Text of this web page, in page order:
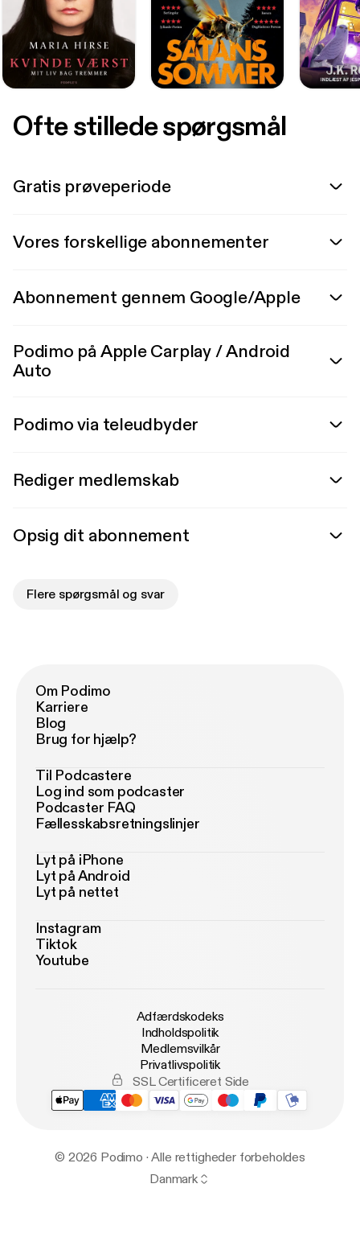
Ofte stillede spørgsmål
Gratis prøveperiode
Vores forskellige abonnementer
Abonnement gennem Google/Apple
Podimo på Apple Carplay / Android
Auto
Podimo via teleudbyder
Rediger medlemskab
Opsig dit abonnement
Flere spørgsmål og svar
Om Podimo
Karriere
Blog
Brug for hjælp?
Til Podcastere
Log ind som podcaster
Podcaster FAQ
Fællesskabsretningslinjer
Lyt på iPhone
Lyt på Android
Lyt på nettet
Instagram
Tiktok
Youtube
Adfærdskodeks
Indholdspolitik
Medlemsvilkår
Privatlivspolitik
SSL Certificeret Side
© 2026 Podimo · Alle rettigheder forbeholdes
Danmark